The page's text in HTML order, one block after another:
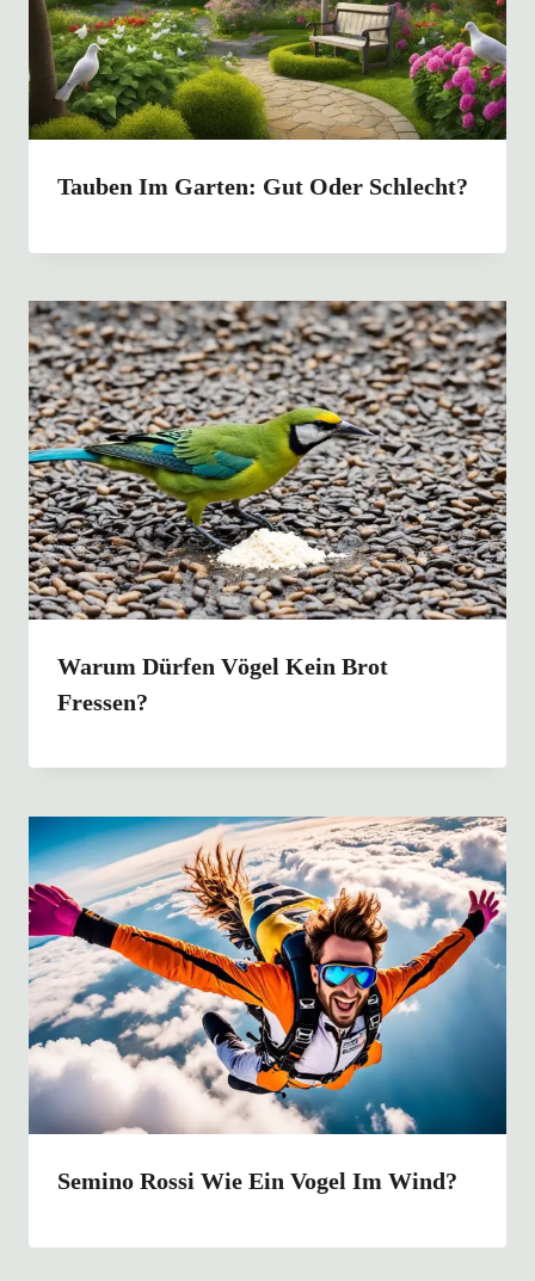
Tauben Im Garten: Gut Oder Schlecht?
Warum Dürfen Vögel Kein Brot
Fressen?
Semino Rossi Wie Ein Vogel Im Wind?